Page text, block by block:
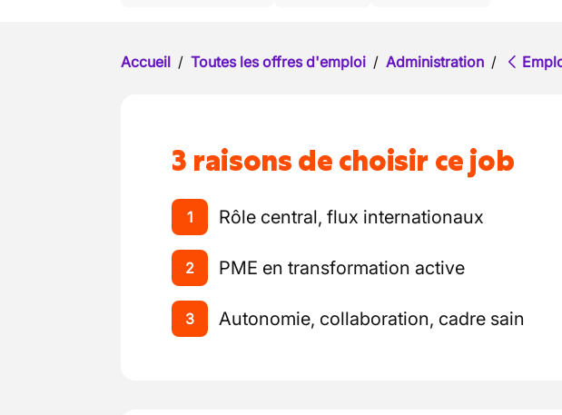
Accueil / Toutes les offres d'emploi / Administration /
3 raisons de choisir ce job
1 Rôle central, flux internationaux
2 PME en transformation active
3 Autonomie, collaboration, cadre sain